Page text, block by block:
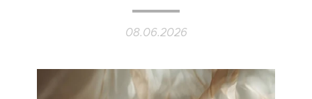
08.06.2026